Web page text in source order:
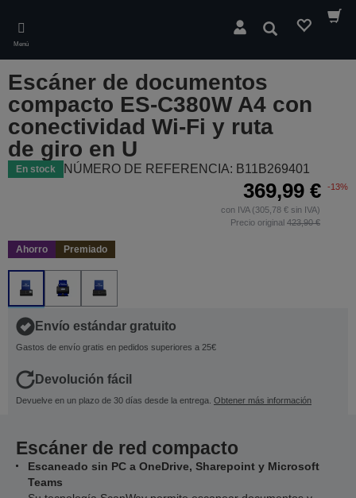
main
content
Menú
Buscar
Escáner de documentos
compacto ES-C380W A4 con
conectividad Wi-Fi y ruta
de giro en U
En stock NÚMERO DE REFERENCIA: B11B269401
369,99 € -13%
con IVA (305,78 € sin IVA)
Precio original 423,90 €
Ahorro Premiado
Envío estándar gratuito
Gastos de envío gratis en pedidos superiores a 25€
Devolución fácil
Devuelve en un plazo de 30 días desde la entrega. Obtener más información
Escáner de red compacto
Escaneado sin PC a OneDrive, Sharepoint y Microsoft
Teams